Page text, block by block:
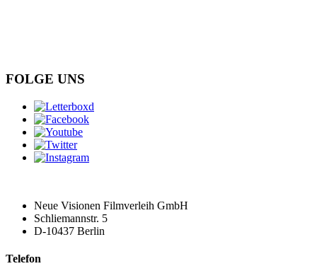
FOLGE UNS
Neue Visionen Filmverleih GmbH
Schliemannstr. 5
D-10437 Berlin
Telefon